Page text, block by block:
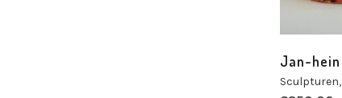
Jan-hein
Sculpturen,